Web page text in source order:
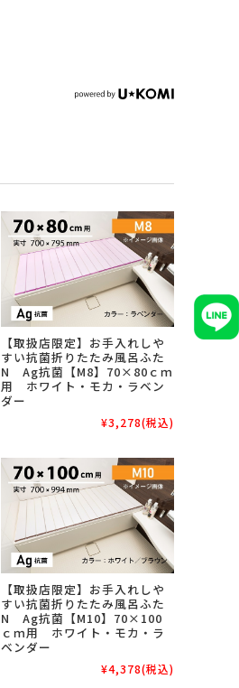
【取扱店限定】お手入れしや
すい抗菌折りたたみ風呂ふた
N Ag抗菌【M8】70×80ｃｍ
用 ホワイト・モカ・ラベン
ダー
¥3,278(税込)
【取扱店限定】お手入れしや
すい抗菌折りたたみ風呂ふた
N Ag抗菌【M10】70×100
ｃｍ用 ホワイト・モカ・ラ
ベンダー
¥4,378(税込)